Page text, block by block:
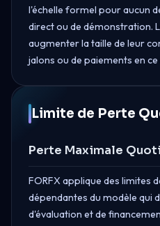
l'échelle formel pour aucun
direct ou de démonstration.
augmenter la taille de leur
jalons ou de paiements en
Limite de Perte
Perte Maximale
FORFX applique des limites
dépendantes du modèle qui
d'évaluation et de